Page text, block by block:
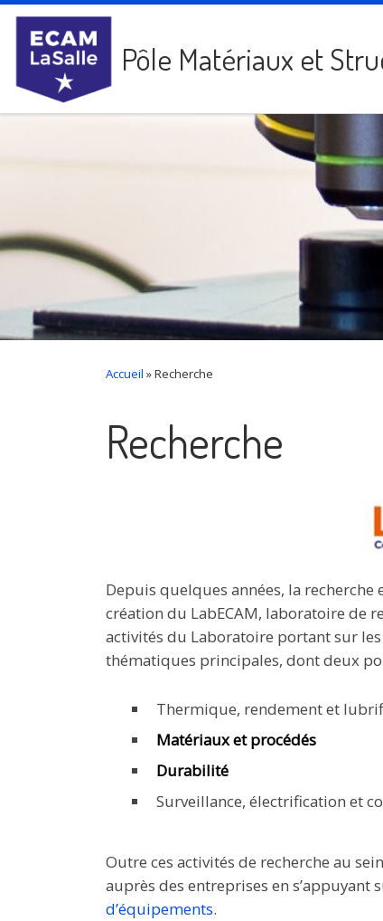
Pôle Matériaux et
Accueil »Recherche
Recherche
Depuis quelques années, la
création du LabECAM, laboratoire de
activités du Laboratoire portant sur
thématiques principales, dont deux
Thermique, rendement et
Matériaux et procédés
Durabilité
Surveillance, électrification et
Outre ces activités de recherche au
auprès des entreprises en s’appuyant
d’équipements.